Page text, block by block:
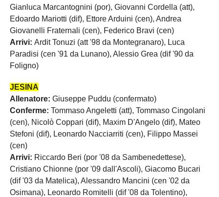
Gianluca Marcantognini (por), Giovanni Cordella (att),
Edoardo Mariotti (dif), Ettore Arduini (cen), Andrea
Giovanelli Fraternali (cen), Federico Bravi (cen)
Arrivi: Ardit Tonuzi (att '98 da Montegranaro), Luca
Paradisi (cen '91 da Lunano), Alessio Grea (dif '90 da
Foligno)
JESINA
Allenatore: Giuseppe Puddu (confermato)
Conferme: Tommaso Angeletti (att), Tommaso Cingolani
(cen), Nicolò Coppari (dif), Maxim D'Angelo (dif), Mateo
Stefoni (dif), Leonardo Nacciarriti (cen), Filippo Massei
(cen)
Arrivi: Riccardo Beri (por '08 da Sambenedettese),
Cristiano Chionne (por '09 dall'Ascoli), Giacomo Bucari
(dif '03 da Matelica), Alessandro Mancini (cen '02 da
Osimana), Leonardo Romitelli (dif '08 da Tolentino),